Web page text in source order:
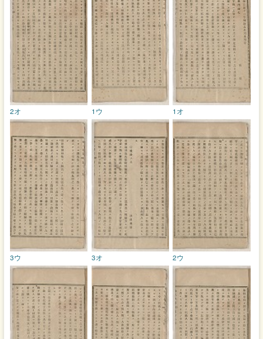
1オ
1ウ
2オ
2ウ
3オ
3ウ